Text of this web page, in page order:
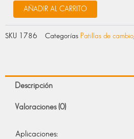
AÑADIR AL CARRITO
SKU 1786 Categorías Patillas de cambio
Descripción
Valoraciones (0)
Aplicaciones: